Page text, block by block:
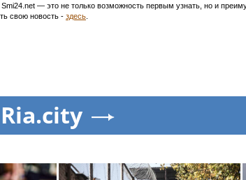
— это не только возможность первым узнать, но и
свою новость - здесь
Ria.city